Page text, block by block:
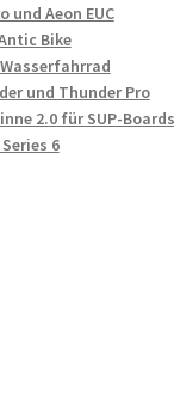
und Aeon EUC
Bike
und Thunder Pro
2.0 für SUP-Boards
6